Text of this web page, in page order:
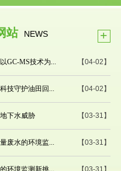
站 NEWS +
【04-02】
GC-MS技术为...
【04-02】
技守护油田回...
【03-31】
下水威胁
【03-31】
废水的环境监...
【03-31】
环境监测新挑...